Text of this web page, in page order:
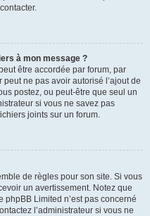
à mon message ?
être accordée par forum, par
ne pas avoir autorisé l’ajout de
postez, ou peut-être que seul un
si vous ne savez pas
joints sur un forum.
de règles pour son site. Si vous
un avertissement. Notez que
phpBB Limited n’est pas concerné
l’administrateur si vous ne